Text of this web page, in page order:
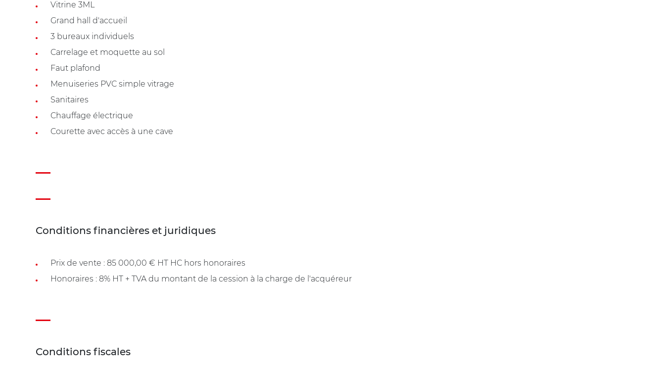
Vitrine 3ML
Grand hall d'accueil
3 bureaux individuels
Carrelage et moquette au sol
Faut plafond
Menuiseries PVC simple vitrage
Sanitaires
Chauffage électrique
Courette avec accès à une cave
Conditions financières et juridiques
Prix de vente : 85 000,00 € HT HC hors honoraires
Honoraires : 8% HT + TVA du montant de la cession à la charge de l'acquéreur
Conditions fiscales